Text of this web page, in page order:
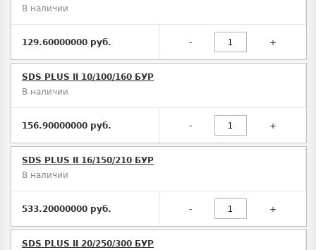
В наличии
129.60000000 руб. - +
SDS PLUS II 10/100/160 БУР
В наличии
156.90000000 руб. - +
SDS PLUS II 16/150/210 БУР
В наличии
533.20000000 руб. - +
SDS PLUS II 20/250/300 БУР